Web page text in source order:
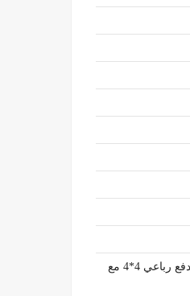
SUV car rental – تأجير سيارات دفع رباعي 4*4 مع